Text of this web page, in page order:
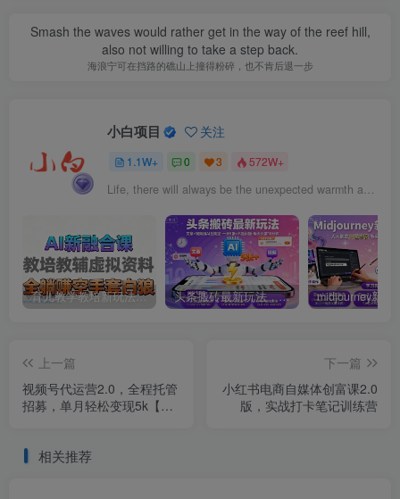
Smash the waves would rather get in the way of the reef hill,
also not willing to take a step back.
海浪宁可在挡路的礁山上撞得粉碎，也不肯后退一步
小白项目 关注
1.1W+ 0 3 572W+
Life, there will always be the unexpected warmth and the endless hope.
育儿教学教培新玩法，AI生成教学视频，市场大，操作简单，变现天花板非常高 头条搬砖最新玩法，文章+视频用AI全搞定，一天5张+不是问题，每天只需10分钟
上一篇
视频号代运营2.0，全程托管
招募，单月轻松变现5k【揭
下一篇
小红书电商自媒体创富课2.0
版，实战打卡笔记训练营
相关推荐